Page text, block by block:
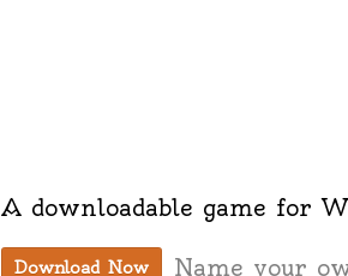
A downloadable game for
Download Now Name your